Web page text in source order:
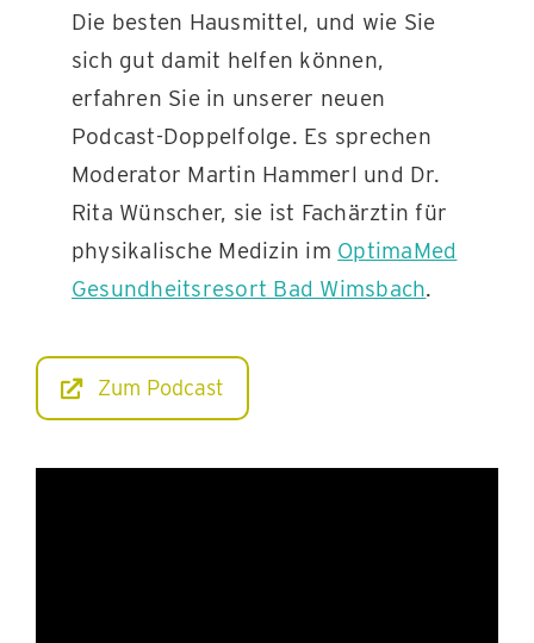
Die besten Hausmittel, und wie Sie
sich gut damit helfen können,
erfahren Sie in unserer neuen
Podcast-Doppelfolge. Es sprechen
Moderator Martin Hammerl und Dr.
Rita Wünscher, sie ist Fachärztin für
physikalische Medizin im OptimaMed
Gesundheitsresort Bad Wimsbach.
Zum Podcast